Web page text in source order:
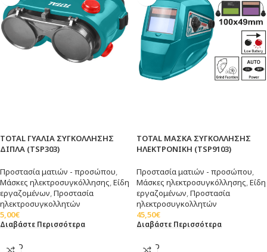
TOTAL ΓΥΑΛΙΑ ΣΥΓΚΟΛΛΗΣΗΣ
ΔΙΠΛΑ (TSP303)
Προστασία ματιών - προσώπου,
Μάσκες ηλεκτροσυγκόλλησης,Είδη
εργαζομένων,Προστασία
ηλεκτροσυγκολλητών
5,00€
Διαβάστε Περισσότερα
TOTAL ΜΑΣΚΑ ΣΥΓΚΟΛΛΗΣΗΣ
ΗΛΕΚΤΡΟΝΙΚΗ (TSP9103)
Προστασία ματιών - προσώπου,
Μάσκες ηλεκτροσυγκόλλησης,Είδη
εργαζομένων,Προστασία
ηλεκτροσυγκολλητών
45,50€
Διαβάστε Περισσότερα
SOLD
SOLD